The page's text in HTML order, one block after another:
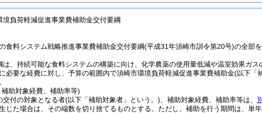
境負荷軽減促進事業費補助金交付要綱
食料システム戦略推進事業費補助金交付要綱(平成31年須崎市訓令第20号)の全部を
は、持続可能な食料システムの構築に向け、化学農薬の使用量低減や温室効果ガ
必要な経費に対し、予算の範囲内で須崎市環境負荷軽減促進事業費補助金(以下「
助対象経費、補助率等)
交付の対象となる者(以下「補助対象者」という。) 、補助対象経費、補助率等は、
じた場合は、その端数を切り捨てるものとする。 ただし、補助を行う期間は、単年